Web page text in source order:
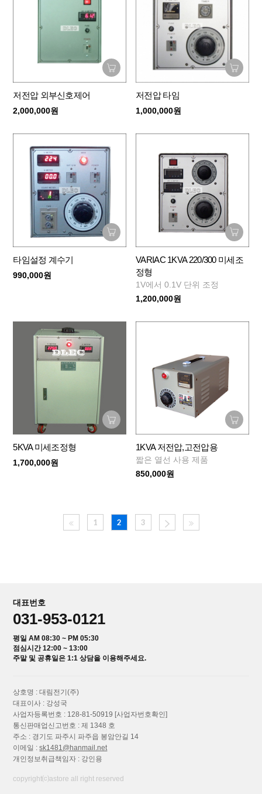
저전압 외부신호제어
2,000,000원
저전압 타임
1,000,000원
타임설정 계수기
990,000원
VARIAC 1KVA 220/300 미세조
정형
1V에서 0.1V 단위 조정
1,200,000원
5KVA 미세조정형
1,700,000원
1KVA 저전압,고전압용
짧은 열선 사용 제품
850,000원
1 2 3
대표번호
031-953-0121
평일 AM 08:30 ~ PM 05:30
점심시간 12:00 ~ 13:00
주말 및 공휴일은 1:1 상담을 이용해주세요.
상호명 : 대림전기(주)
대표이사 : 강성국
사업자등록번호 : 128-81-50919 [사업자번호확인]
통신판매업신고번호 : 제 1348 호
주소 : 경기도 파주시 파주읍 봉암안길 14
이메일 :sk1481@hanmail.net
개인정보취급책임자 : 강인용
copyright⒞astore all right reserved